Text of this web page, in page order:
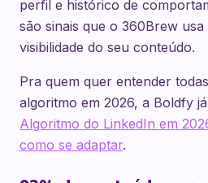
perfil e histórico de
são sinais que o 360Brew
visibilidade do seu conteúdo.
Pra quem quer entender
algoritmo em 2026, a Boldfy
Algoritmo do LinkedIn em
como se adaptar.